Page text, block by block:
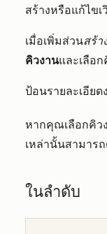
สร้างหรือแก้ไขเ
เมื่อเพิ่มส่วนสร้า
คิวงานและเลือก
ป้อนรายละเอีย
หากคุณเลือกคิว
เหล่านั้นสามาร
ในลำดับ